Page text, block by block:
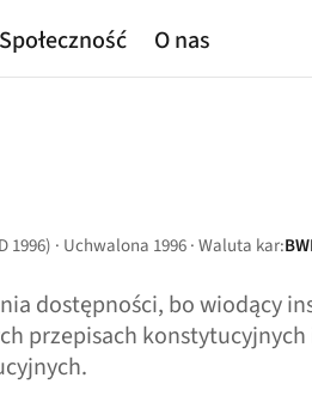
Społeczność O nas
· Uchwalona 1996 · Waluta kar:
dostępności, bo wiodący
przepisach